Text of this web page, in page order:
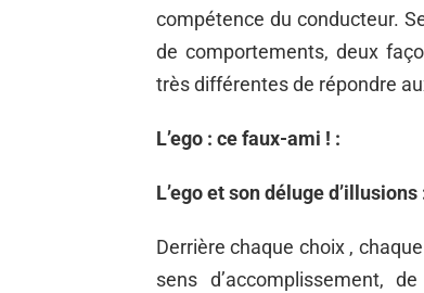
compétence du conducteur.
de comportements, deux
très différentes de répondre
L’ego : ce faux-ami ! :
L’ego et son déluge d’illusions
Derrière chaque choix ,
sens d’accomplissement,